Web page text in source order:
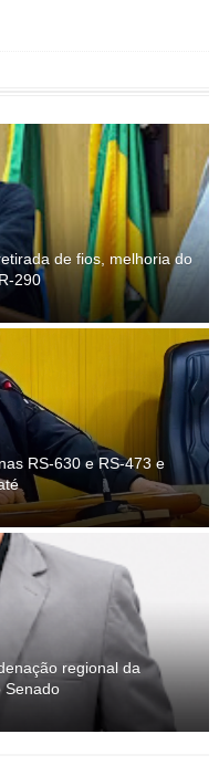
de fios, melhoria do
290
RS-630 e RS-473 e
regional da
Senado